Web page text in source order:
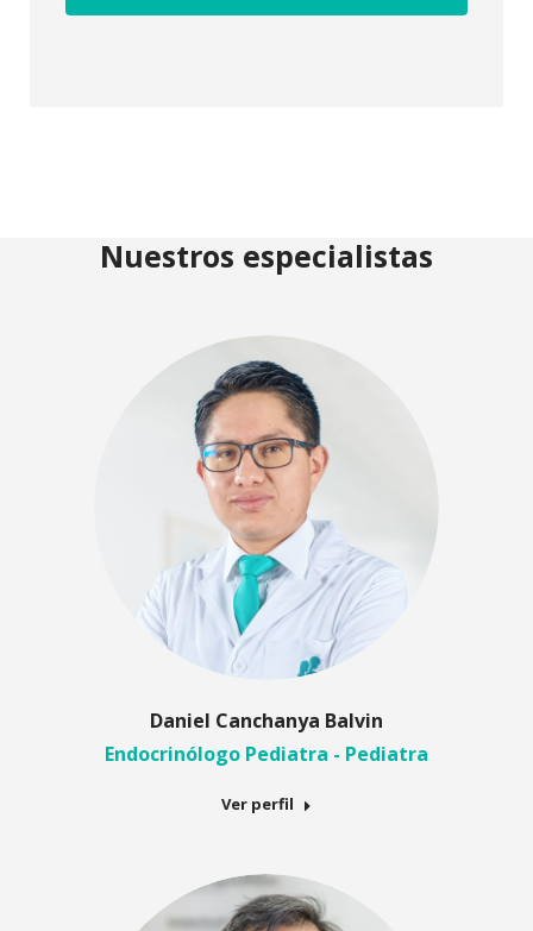
Nuestros especialistas
Daniel Canchanya Balvin
Endocrinólogo Pediatra - Pediatra
Ver perfil